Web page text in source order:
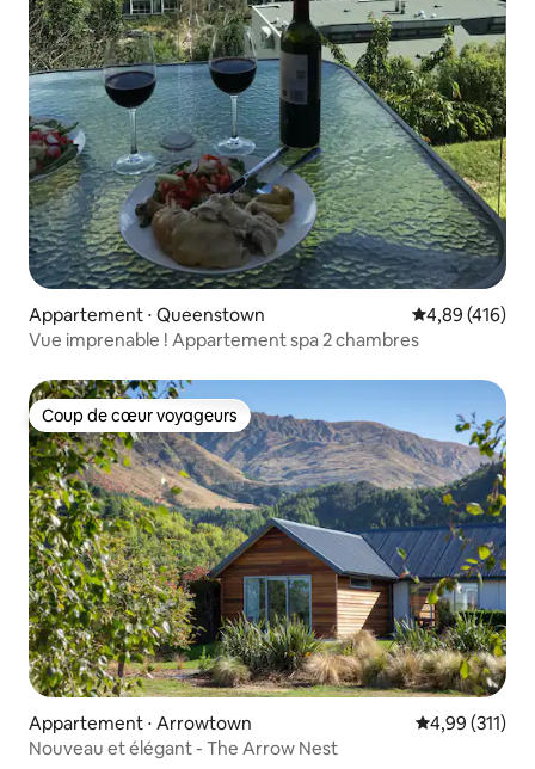
Appartement ⋅ Queenstown Évaluation
4,89 (416)
Vue imprenable ! Appartement spa 2 chambres
Coup de cœur voyageurs
Coup de cœur voyageurs
Appartement ⋅ Arrowtown Évaluation
4,99 (311)
Nouveau et élégant - The Arrow Nest